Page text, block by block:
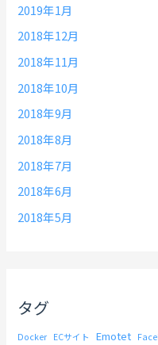
2019年1月
2018年12月
2018年11月
2018年10月
2018年9月
2018年8月
2018年7月
2018年6月
2018年5月
タグ
Docker ECサイト Emotet